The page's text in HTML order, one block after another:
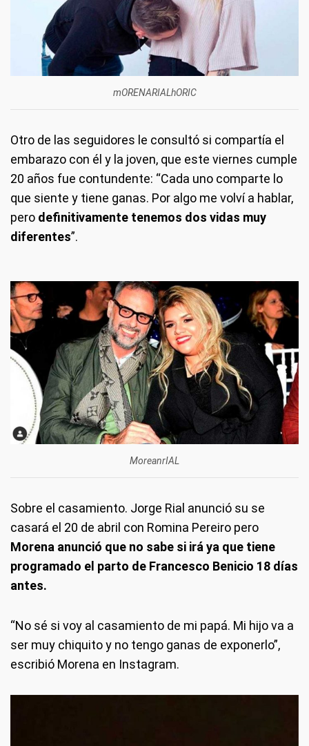
mORENARIALhORIC
Otro de las seguidores le consultó si compartía el
embarazo con él y la joven, que este viernes cumple
20 años fue contundente: “Cada uno comparte lo
que siente y tiene ganas. Por algo me volví a hablar,
pero definitivamente tenemos dos vidas muy
diferentes”.
MoreanrIAL
Sobre el casamiento. Jorge Rial anunció su se
casará el 20 de abril con Romina Pereiro pero
Morena anunció que no sabe si irá ya que tiene
programado el parto de Francesco Benicio 18 días
antes.
“No sé si voy al casamiento de mi papá. Mi hijo va a
ser muy chiquito y no tengo ganas de exponerlo”,
escribió Morena en Instagram.